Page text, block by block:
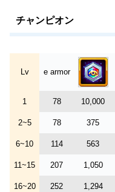
チャンピオン
Lv e armor
1 78 10,000
2~5 78 375
6~10 114 563
11~15 207 1,050
16~20 252 1,294